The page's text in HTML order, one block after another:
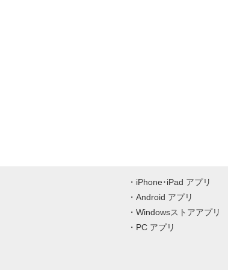
iPhone･iPad アプリ
Android アプリ
Windowsストアアプリ
PC アプリ